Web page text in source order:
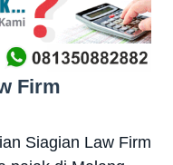
Firm
Siagian Law Firm